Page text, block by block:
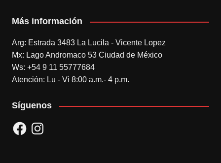
Más información
Arg: Estrada 3483 La Lucila - Vicente Lopez
Mx: Lago Andromaco 53 Ciudad de México
Ws: +54 9 11 55777684
Atención: Lu - Vi 8:00 a.m.- 4 p.m.
Síguenos
FacebookInstagram